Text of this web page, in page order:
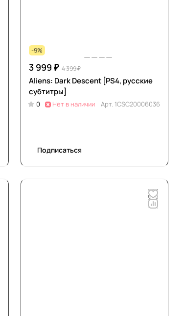
-9%
3 999 ₽ 4 399 ₽
Aliens: Dark Descent [PS4, русские
субтитры]
0 Нет в наличии Арт. 1CSC20006036
Подписаться